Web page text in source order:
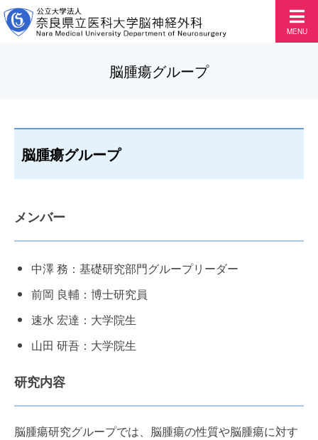
MENU
脳腫瘍グループ
脳腫瘍グループ
メンバー
中澤 務：基礎研究部門グループリーダー
前岡 良輔：博士研究員
速水 宏達：大学院生
山田 研吾：大学院生
研究内容
脳腫瘍研究グループでは、脳腫瘍の性質や脳腫瘍に対す